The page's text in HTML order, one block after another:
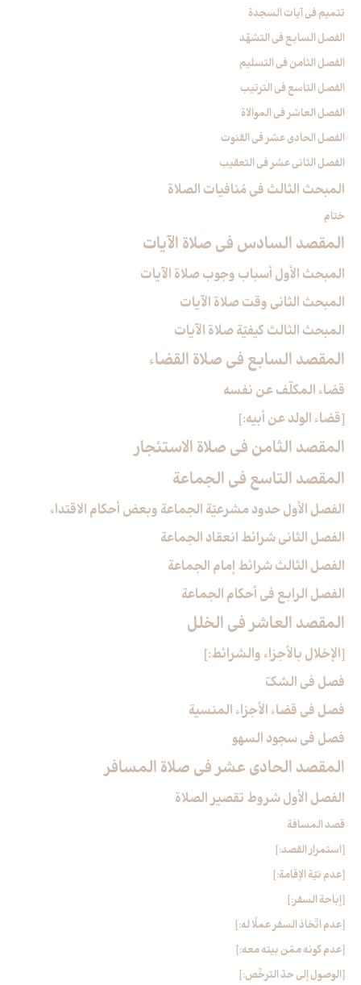
تتميم في آيات السجدة
الفصل السابع في التشهّد
الفصل الثامن في التسليم
الفصل التاسع في الترتيب
الفصل العاشر في الموالاة
الفصل الحادي عشر في القنوت
الفصل الثاني عشر في التعقيب
المبحث الثالث في مُنافيات الصلاة
ختام
المقصد السادس في صلاة الآيات‏
المبحث الأول أسباب وجوب صلاة الآيات‏
المبحث الثاني وقت صلاة الآيات‏
المبحث الثالث كيفيّة صلاة الآيات‏
المقصد السابع في صلاة القضاء
قضاء المكلّف عن نفسه
[قضاء الولد عن أبيه:]
المقصد الثامن في صلاة الاستئجار
المقصد التاسع في الجماعة
الفصل الأول حدود مشرعيّة الجماعة وبعض أحكام الاقتداء
الفصل الثاني شرائط انعقاد الجماعة
الفصل الثالث شرائط إمام الجماعة
الفصل الرابع في أحكام الجماعة
المقصد العاشر في الخلل‏
[الإخلال بالأجزاء والشرائط:]
فصل في الشكّ
فصل في قضاء الأجزاء المنسية
فصل في سجود السهو
المقصد الحادي عشر في صلاة المسافر
الفصل الأول شروط تقصير الصلاة
قصد المسافة
[استمرار القصد:]
[عدم نيّة الإقامة:]
[إباحة السفر:]
[عدم اتّخاذ السفر عملًا له:]
[عدم كونه ممّن بيته معه:]
[الوصول إلى حدّ الترخّص:]